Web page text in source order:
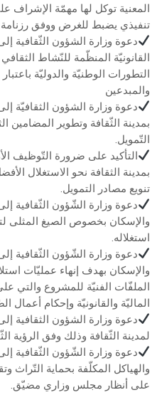
المعنية توكل لها مهمّة
تنفيذي يضبط للغرض ووفق
دعوة وزارة الشؤون الثّقافية
القانونيّة المنظّمة للنّشاط
التطورات الوطنيّة والدوليّة
والمبدعين
دعوة وزارة الشؤون الثقافيّة
بمدينة الثّقافة وتطوير المضامين
التّمويل.
التأكيد على ضرورة التّوظيف
بمدينة الثقافة نحو الاستغلال
تنويع مصادر التمويل.
دعوة وزارة الشّؤون الثّقافية
والإسكان بخصوص الصيغ المثلى
استغلاله.
دعوة وزارة الشّؤون الثّقافية
والإسكان بهدف إنهاء عمليّات
الملفّات الفنيّة للمشروع والتي
الماليّة والقانونيّة وإحكام أعمال
دعوة وزارة الشؤون الثقافية
لمدينة الثّقافة وذلك وفق الرؤية
دعوة وزارة الشّؤون الثّقافية
والهياكل المكلّفة بحماية
على أنظار مجلس وزاري مضيّق.